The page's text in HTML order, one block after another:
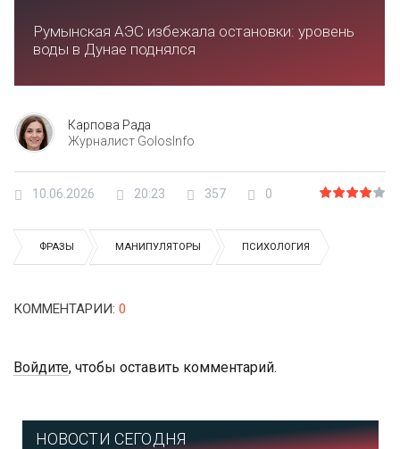
Румынская АЭС избежала остановки: уровень
воды в Дунае поднялся
Карпова Рада
Журналист GolosInfo
10.06.2026 20:23 357 0
ФРАЗЫ МАНИПУЛЯТОРЫ ПСИХОЛОГИЯ
КОММЕНТАРИИ: 0
Войдите, чтобы оставить комментарий.
НОВОСТИ СЕГОДНЯ